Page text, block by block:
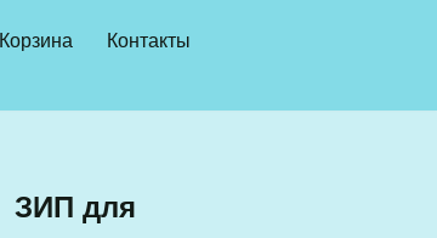
Корзина
Контакты
ЗИП для